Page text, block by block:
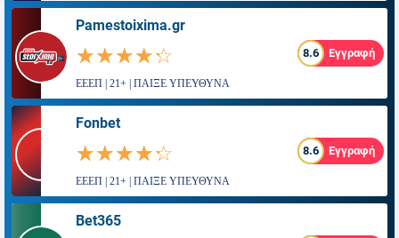
Pamestoixima.gr
☆☆☆☆☆
★★★★★ 8.6 Εγγραφή
ΕΕΕΠ | 21+ | ΠΑΙΞΕ ΥΠΕΥΘΥΝΑ
Fonbet
☆☆☆☆☆
★★★★★ 8.6 Εγγραφή
ΕΕΕΠ | 21+ | ΠΑΙΞΕ ΥΠΕΥΘΥΝΑ
Bet365